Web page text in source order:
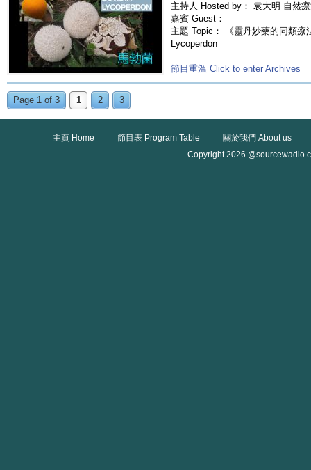
主持人 Hosted by： 袁大明 自然
嘉賓 Guest：
主題 Topic： 《靈丹妙藥的同類
Lycoperdon
節目重溫 Click to enter Archives
Page 1 of 3 1 2 3
主頁 Home 節目表 Program Table
關於我們 About us
Copyright 2026